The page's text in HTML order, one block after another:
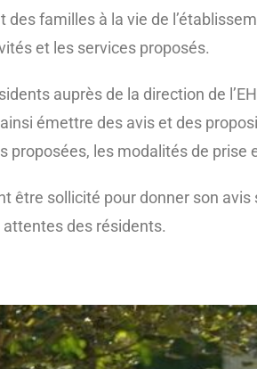
familles à la vie de
et les services proposés.
auprès de la direction de
émettre des avis et des
proposées, les modalités de
être sollicité pour donner son
des résidents.